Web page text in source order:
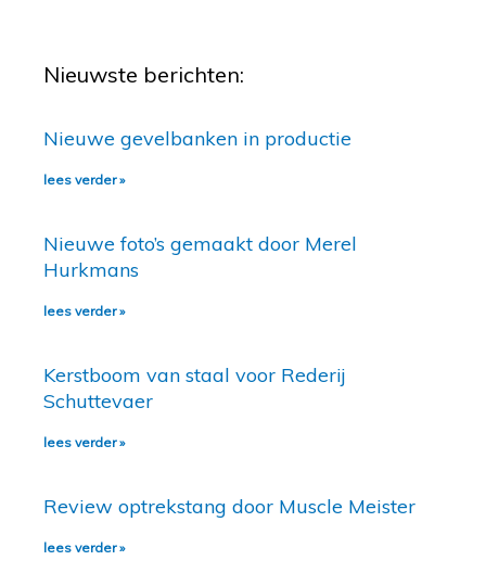
Nieuwste berichten:
Nieuwe gevelbanken in productie
lees verder »
Nieuwe foto’s gemaakt door Merel
Hurkmans
lees verder »
Kerstboom van staal voor Rederij
Schuttevaer
lees verder »
Review optrekstang door Muscle Meister
lees verder »